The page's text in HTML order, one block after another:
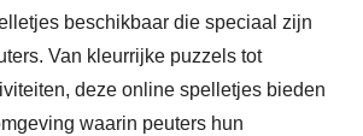
beschikbaar die speciaal zijn
Van kleurrijke puzzels tot
deze online spelletjes bieden
waarin peuters hun